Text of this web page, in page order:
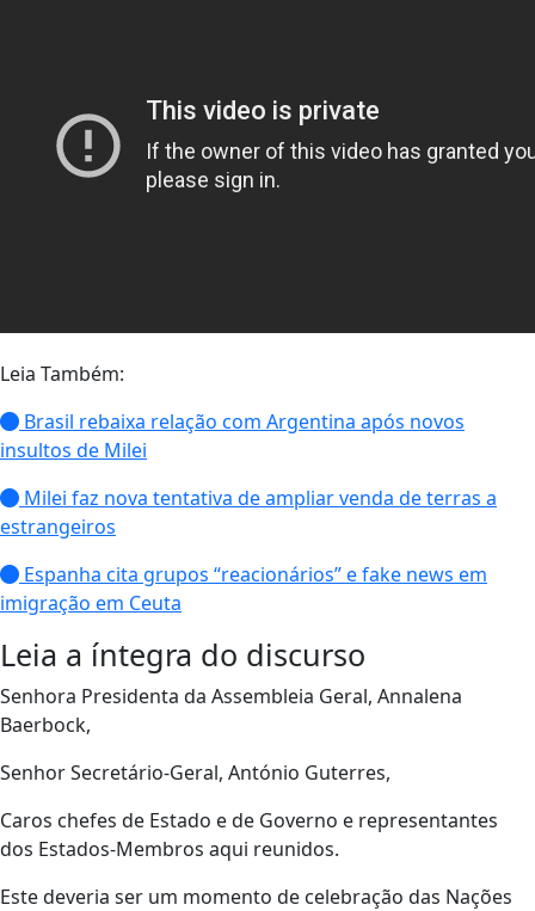
Leia Também:
Brasil rebaixa relação com Argentina após novos
insultos de Milei
Milei faz nova tentativa de ampliar venda de terras a
estrangeiros
Espanha cita grupos “reacionários” e fake news em
imigração em Ceuta
Leia a íntegra do discurso
Senhora Presidenta da Assembleia Geral, Annalena
Baerbock,
Senhor Secretário-Geral, António Guterres,
Caros chefes de Estado e de Governo e representantes
dos Estados-Membros aqui reunidos.
Este deveria ser um momento de celebração das Nações